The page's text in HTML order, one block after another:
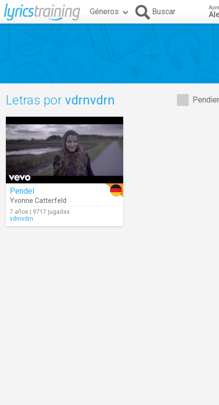
Géneros Buscar
Letras por vdrnvdrn
Pendel
Yvonne Catterfeld
7 años | 9717 jugadas
vdrnvdrn